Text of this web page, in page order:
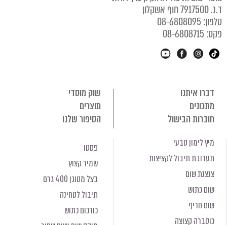
חוף אשקלון
08-6808095
08-6808715
דברו איתנו
שוק מוסדי
מתכונים
מוצרים
חוברות הבישול
הסיפור שלנו
מיץ לימון טבעי
תערובת תיבול לקציצות
צנצנת שום
שום כתוש
שום חריף
כוסברה קצוצה
פסטו
שמיר קצוץ
בצל מטוגן 400 גרם
תיבול לטחינה
כורכום כתוש